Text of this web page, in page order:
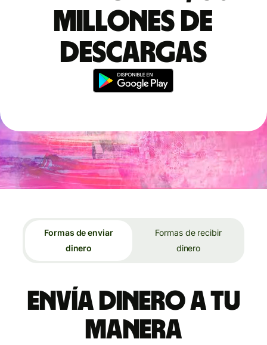
millones de
descargas
Formas de enviar
dinero
Formas de recibir
dinero
Envía dinero a tu
manera